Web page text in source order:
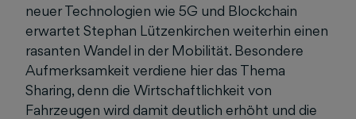
neuer Technologien wie 5G und Blockchain
erwartet Stephan Lützenkirchen weiterhin einen
rasanten Wandel in der Mobilität. Besondere
Aufmerksamkeit verdiene hier das Thema
Sharing, denn die Wirtschaftlichkeit von
Fahrzeugen wird damit deutlich erhöht und die